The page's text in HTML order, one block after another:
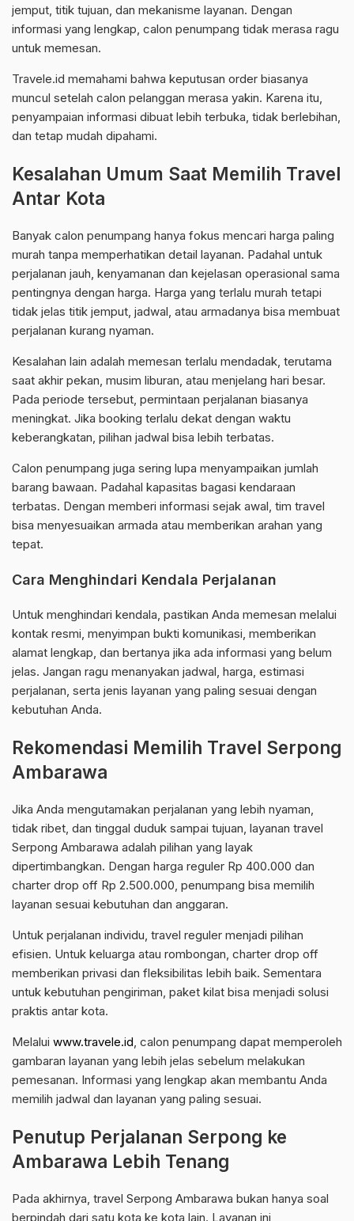
jemput, titik tujuan, dan mekanisme layanan. Dengan
informasi yang lengkap, calon penumpang tidak merasa ragu
untuk memesan.
Travele.id memahami bahwa keputusan order biasanya
muncul setelah calon pelanggan merasa yakin. Karena itu,
penyampaian informasi dibuat lebih terbuka, tidak berlebihan,
dan tetap mudah dipahami.
Kesalahan Umum Saat Memilih Travel
Antar Kota
Banyak calon penumpang hanya fokus mencari harga paling
murah tanpa memperhatikan detail layanan. Padahal untuk
perjalanan jauh, kenyamanan dan kejelasan operasional sama
pentingnya dengan harga. Harga yang terlalu murah tetapi
tidak jelas titik jemput, jadwal, atau armadanya bisa membuat
perjalanan kurang nyaman.
Kesalahan lain adalah memesan terlalu mendadak, terutama
saat akhir pekan, musim liburan, atau menjelang hari besar.
Pada periode tersebut, permintaan perjalanan biasanya
meningkat. Jika booking terlalu dekat dengan waktu
keberangkatan, pilihan jadwal bisa lebih terbatas.
Calon penumpang juga sering lupa menyampaikan jumlah
barang bawaan. Padahal kapasitas bagasi kendaraan
terbatas. Dengan memberi informasi sejak awal, tim travel
bisa menyesuaikan armada atau memberikan arahan yang
tepat.
Cara Menghindari Kendala Perjalanan
Untuk menghindari kendala, pastikan Anda memesan melalui
kontak resmi, menyimpan bukti komunikasi, memberikan
alamat lengkap, dan bertanya jika ada informasi yang belum
jelas. Jangan ragu menanyakan jadwal, harga, estimasi
perjalanan, serta jenis layanan yang paling sesuai dengan
kebutuhan Anda.
Rekomendasi Memilih Travel Serpong
Ambarawa
Jika Anda mengutamakan perjalanan yang lebih nyaman,
tidak ribet, dan tinggal duduk sampai tujuan, layanan travel
Serpong Ambarawa adalah pilihan yang layak
dipertimbangkan. Dengan harga reguler Rp 400.000 dan
charter drop off Rp 2.500.000, penumpang bisa memilih
layanan sesuai kebutuhan dan anggaran.
Untuk perjalanan individu, travel reguler menjadi pilihan
efisien. Untuk keluarga atau rombongan, charter drop off
memberikan privasi dan fleksibilitas lebih baik. Sementara
untuk kebutuhan pengiriman, paket kilat bisa menjadi solusi
praktis antar kota.
Melalui www.travele.id, calon penumpang dapat memperoleh
gambaran layanan yang lebih jelas sebelum melakukan
pemesanan. Informasi yang lengkap akan membantu Anda
memilih jadwal dan layanan yang paling sesuai.
Penutup Perjalanan Serpong ke
Ambarawa Lebih Tenang
Pada akhirnya, travel Serpong Ambarawa bukan hanya soal
berpindah dari satu kota ke kota lain. Layanan ini